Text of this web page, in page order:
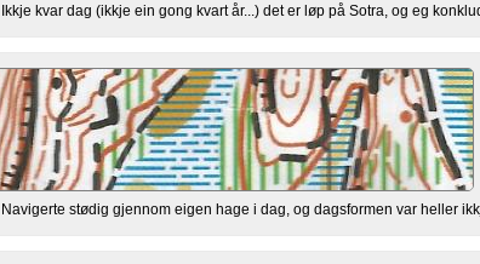
Ikkje kvar dag (ikkje ein gong kvart år...) det er løp på Sotra, og eg
Navigerte stødig gjennom eigen hage i dag, og dagsformen var heller